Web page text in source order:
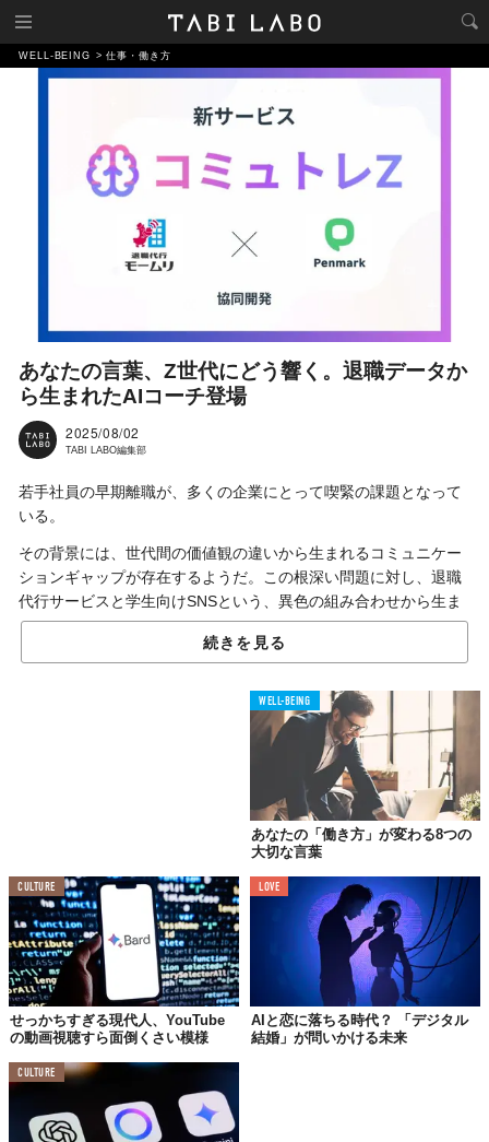
WELL-BEING 仕事・働き方
あなたの言葉、Z世代にどう響く。退職データか
ら生まれたAIコーチ登場
2025/08/02
TABI LABO編集部
若手社員の早期離職が、多くの企業にとって喫緊の課題となって
いる。
その背景には、世代間の価値観の違いから生まれるコミュニケー
ションギャップが存在するようだ。この根深い問題に対し、退職
代行サービスと学生向けSNSという、異色の組み合わせから生ま
れたAIツールが解決策を提示するかもしれない。
退職理由3万件から生まれた、管理職向けAIコーチ
退職代行サービス「退職代行モームリ」を運営するアルバトロス
と、大学生向けSNS「Penmark」を手掛けるペンマークが業務提
携を発表。両社が共同開発したのが、管理職向けのAIコミュニケ
ーションツール『コミュトレZ』だ。
2025年7月1日から提供が開始されるこのツールは、管理職が部下
への指示やメッセージを入力すると、AIがその内容をZ世代の価値
観に基づいて多角的に診断し、スコア化するというもの。
続きを見る
WELL-BEING
あなたの「働き方」が変わる8つの
大切な言葉
CULTURE
せっかちすぎる現代人、YouTube
の動画視聴すら面倒くさい模様
LOVE
AIと恋に落ちる時代？ 「デジタル
結婚」が問いかける未来
CULTURE